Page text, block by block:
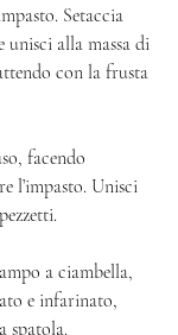
Setaccia
unisci alla massa di
con la frusta
facendo
l’impasto. Unisci
a ciambella,
e infarinato,
spatola.